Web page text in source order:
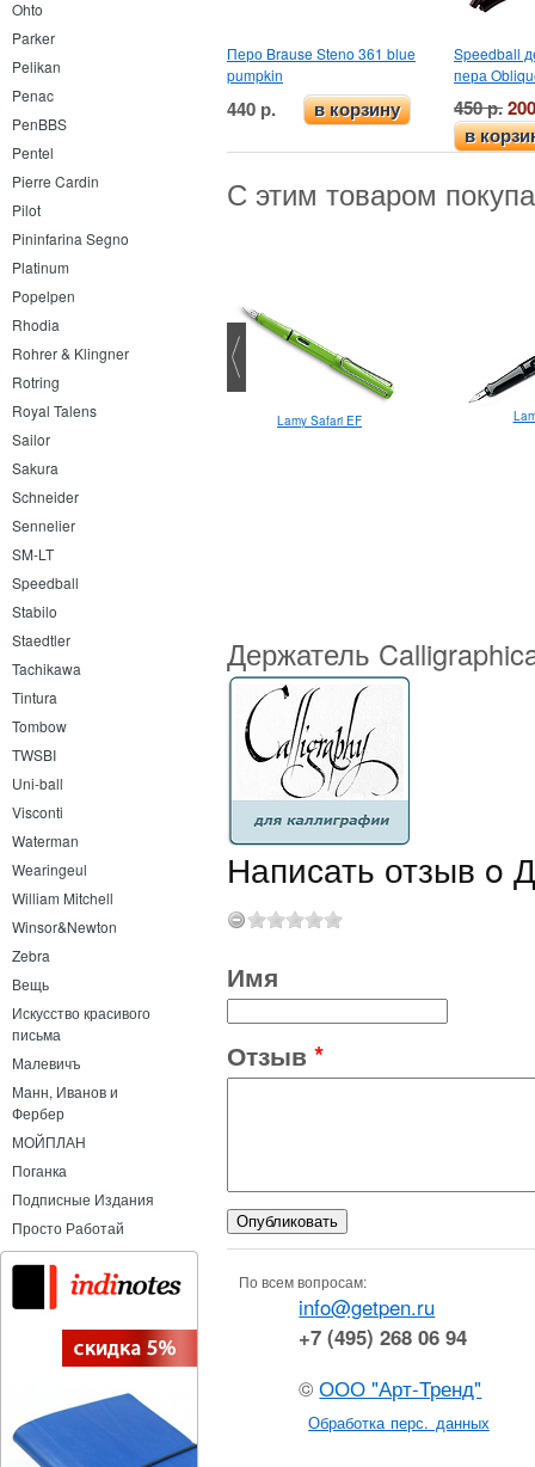
Ohto
Parker
Pelikan
Penac
PenBBS
Pentel
Pierre Cardin
Pilot
Pininfarina Segno
Platinum
Popelpen
Rhodia
Rohrer & Klingner
Rotring
Royal Talens
Sailor
Sakura
Schneider
Sennelier
SM-LT
Speedball
Stabilo
Staedtler
Tachikawa
Tintura
Tombow
TWSBI
Uni-ball
Visconti
Waterman
Wearingeul
William Mitchell
Winsor&Newton
Zebra
Вещь
Искусство красивого
письма
Малевичъ
Манн, Иванов и
Фербер
МОЙПЛАН
Поганка
Подписные Издания
Просто Работай
Перо Brause Steno 361 blue
pumpkin
440 р. в корзину
Speedball
пера
450 р.
в
С этим товаром
Lamy Imporium F Lamy Safari EF
Держатель
Написать отзыв o
Имя
Отзыв *
По всем вопросам:
info@getpen.ru
+7 (495) 268 06 94
©ООО "Арт-Тренд"
Обработка перс. данных